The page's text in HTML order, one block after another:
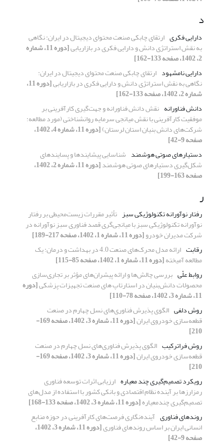
د
دارایی فکری ارتقای چابکی صنعت محتوای دیجیتال در ایران: نگاهی
به نقش استراتژی دانش و دارایی فکری در بازاریابی [دوره 11، شماره
2، 1402، صفحه 133-162]
دارایی نامشهود ارتقای چابکی صنعت محتوای دیجیتال در ایران:
نگاهی به نقش استراتژی دانش و دارایی فکری در بازاریابی [دوره 11،
شماره 2، 1402، صفحه 133-162]
دانش فناورانه نقش دانش فناورانه و جهت‌گیری کارآفرینی بر
موفقیت کارآفرینی با نقش میانجی سرمایه روانشناختی (مورد مطالعه:
شرکت‌های دانش بنیان استان لرستان) [دوره 11، شماره 4، 1402،
صفحه 9-42]
دستیارهای صوتی هوشمند شناسایی پیشایندها و پسایندهای
شکل‌گیری دستیارهای صوتی هوشمند [دوره 11، شماره 2، 1402،
صفحه 163-199]
ر
رفتار نوآورانه تکنولوژیکی سبز تأثیر مقررات زیست‌محیطی بر رفتار
نوآورانه تکنولوژیکی سبز با میانجی‌گری قصد فناوری سبز نوآورانه در
شرکت مدیران خودرو[دوره 11، شماره 1، 1402، صفحه 217-189]
رقابت
ارائه مدل محرک‌های صنعت 4.0 در بهداشت و درمان: یک
مطالعه آمیخته[دوره 11، شماره 1، 1402، صفحه 85-115]
روابط علّی بررسی چالش‌ها و ارائه پیشران‌های مؤثر بر تجاری‌سازی
محصولات دانش‌بنیان در استارتاپ های صنعت تجهیزات پزشکی[دوره
11، شماره 3، 1402، صفحه 78-110]
روش دلفی الگوی پذیرش فناوری‌های نسل چهارم در صنعت
قطعه‌‌سازی خودروی ایران [دوره 11، شماره 3، 1402، صفحه 169-
210]
روش فراترکیب الگوی پذیرش فناوری‌های نسل چهارم در صنعت
قطعه‌‌سازی خودروی ایران [دوره 11، شماره 3، 1402، صفحه 169-
210]
رویکرد تصمیم‌گیری چند معیاره ارزیابی اثرات توسعه فناوری
رمزارزها بر آینده نظام اقتصادی و بانکی کشور با استفاده از مدل‌های
تصمیم‌گیری چندمعیاره[دوره 11، شماره 3، 1402، صفحه 133-168]
روندهای فناوری آینده‌نگاری فرصت‌های کارآفرینی در حوزه منابع
انسانی ایران بر اساس روندهای فناوری [دوره 11، شماره 3، 1402،
صفحه 9-42]